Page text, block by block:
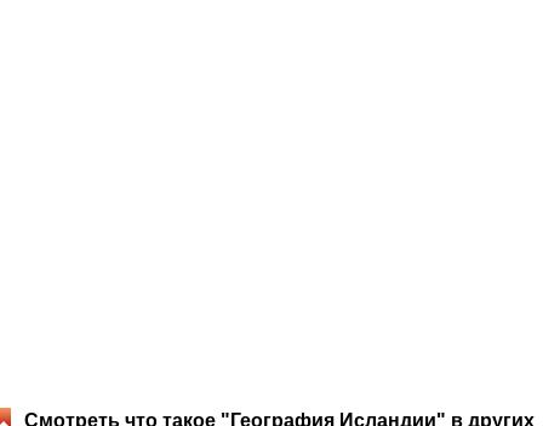
Смотреть что такое "География Исландии" в других